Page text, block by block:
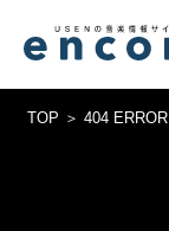
TOP 404 ERROR